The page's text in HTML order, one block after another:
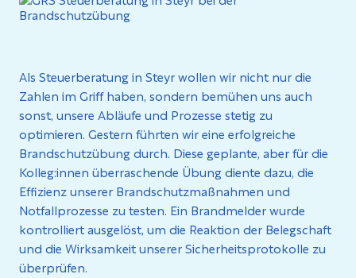
Als Steuerberatung in Steyr wollen wir nicht nur die
Zahlen im Griff haben, sondern bemühen uns auch
sonst, unsere Abläufe und Prozesse stetig zu
optimieren. Gestern führten wir eine erfolgreiche
Brandschutzübung durch. Diese geplante, aber für die
Kolleg:innen überraschende Übung diente dazu, die
Effizienz unserer Brandschutzmaßnahmen und
Notfallprozesse zu testen. Ein Brandmelder wurde
kontrolliert ausgelöst, um die Reaktion der Belegschaft
und die Wirksamkeit unserer Sicherheitsprotokolle zu
überprüfen.